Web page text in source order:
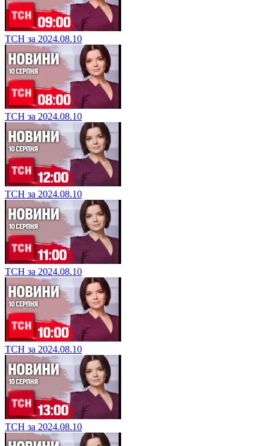
ТСН за 2024.08.10
ТСН за 2024.08.10
ТСН за 2024.08.10
ТСН за 2024.08.10
ТСН за 2024.08.10
ТСН за 2024.08.10